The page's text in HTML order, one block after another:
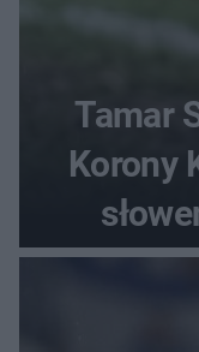
Tamar
Korony